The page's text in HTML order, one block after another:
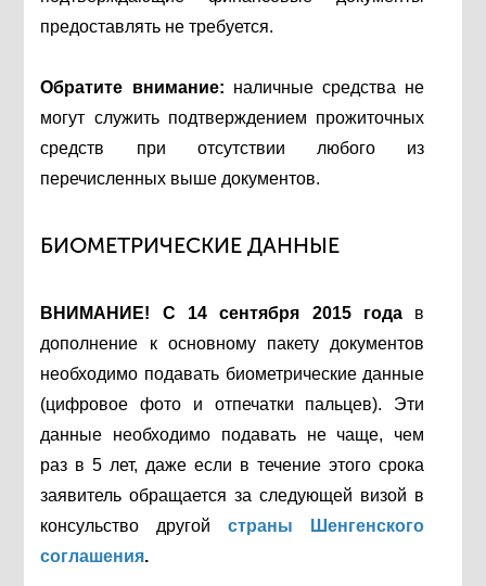
предоставлять не требуется.
Обратите внимание: наличные средства не
могут служить подтверждением прожиточных
средств при отсутствии любого из
перечисленных выше документов.
БИОМЕТРИЧЕСКИЕ ДАННЫЕ
ВНИМАНИЕ! С 14 сентября 2015 годав
дополнение к основному пакету документов
необходимо подавать биометрические данные
(цифровое фото и отпечатки пальцев). Эти
данные необходимо подавать не чаще, чем
раз в 5 лет, даже если в течение этого срока
заявитель обращается за следующей визой в
консульство другойстраны Шенгенского
соглашения.